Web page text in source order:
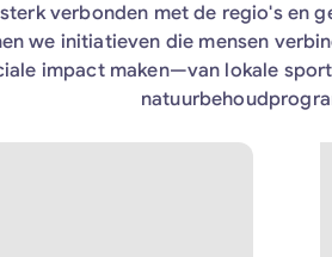
verbonden met de regio's en
we initiatieven die mensen
impact maken—van lokale